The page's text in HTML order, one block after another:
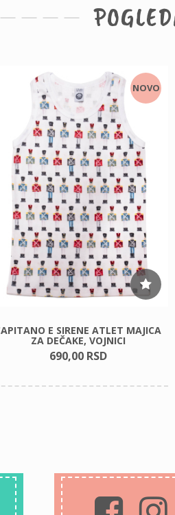
NOVO
E SIRENE ATLET MAJICA
ZA DEČAKE, VOJNICI
690,00 RSD